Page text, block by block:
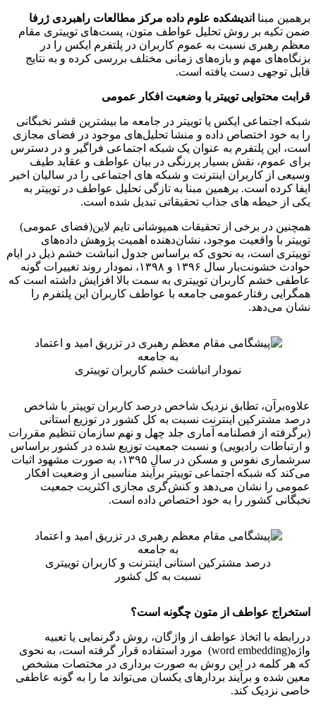
برهمین مبنا اندیشکده علوم داده مرکز مطالعات راهبردی ژرفا
ضمن تکیه بر روش تحلیل عواطف متون، پست‌های توییتری مقام
معظم رهبری نسبت به عموم کاربران در پلتفرم ایکس را در
بزنگاه‌های مهم و بازه‌های زمانی مختلف بررسی کرده و به نتایج
قابل توجهی دست یافته است.
قرابت محتوایی توییتر با وضعیت افکار عمومی
شبکه اجتماعی ایکس یا توییتر در جامعه ما بیشترین قشر نخبگانی
را به خود اختصاص داده و منشا تحلیل‌های موجود در فضای مجازی
است، این پلتفرم به عنوان یک شبکه اجتماعی فراگیر و در دسترس
برای عموم، نقش بسیار پررنگی در بیان عواطف و عقاید طیف
وسیعی از کاربران اینترنت و شبکه های اجتماعی را در سالیان اخیر
ایفا کرده است. برهمین مبنا به تازگی تحلیل عواطف در توییتر به
یکی از حیطه های جذاب تحقیقاتی تبدیل شده است.
همچنین در برخی از تحقیقات همپوشانی تایم لاین(فضای عمومی)
توییتر با واقعیت موجود، نشان‌دهنده اهمیت پژوهش داده‌های
توییتری است، به نحوی که براساس جدول انباشت خشم ذیل در ایام
حوادث خشونت‌بار سال ۱۳۹۶ و ۱۳۹۸، نمودار روند تغییرات گونه
عاطفی خشم کاربران توییتری به سمت بالا افزایش داشته است که
همگرایی رفتارعمومی جامعه با عواطف کاربران این پلتفرم را
نشان می‌دهد.
نمودار انباشت خشم کاربران توییتری
علاوه‌برآن، تطابق نزدیک شاخص درصد کاربران توییتر با شاخص
درصد مشترکین اینترنت نسبت به کل کشور در توزیع استانی
(برگرفته از فصلنامه آماری جلد چهل و نهم سازمان تنظیم مقررات
و ارتباطات رادیویی) و نسبت جمعیت توزیع شده در کشور براساس
سرشماری نفوس و مسکن در سال ۱۳۹۵، به صورت مشهود اثبات
می‌کند که شبکه اجتماعی توییتر برآیند مناسبی از وضعیت افکار
عمومی را نشان می‌دهد و کنش‌گری مجازی اکثریت جمعیت
نخبگانی کشور را به خود اختصاص داده است.
درصد مشترکین استانی اینترنت و کاربران توییتری
نسبت به کل کشور
استخراج عواطف از متون چگونه است؟
دررابطه با اتخاذ عواطف از واژگان، روش دگرنمایی یا تعبیه
واژه(word embedding) مورد استفاده قرار گرفته است، به نحوی
که هر کلمه در این روش به صورت برداری در مختصات مشخص
معین شده و برآیند بردارهای یکسان می‌تواند ما را به گونه عاطفی
خاصی نزدیک کند.